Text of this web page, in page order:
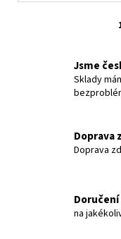
Jsme
Sklady
Doprava
Doprava
na